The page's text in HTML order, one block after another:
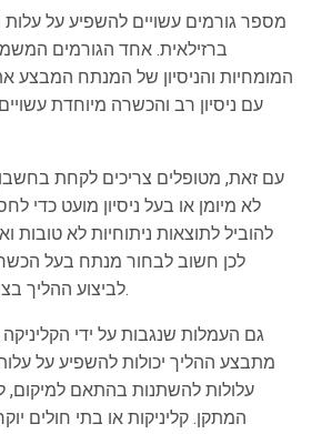
מספר גורמים עשויים להשפיע על עלות
ברזילאית. אחד הגורמים
המומחיות והניסיון של המנתח המבצע
עם ניסיון רב והכשרה מיוחדת
עם זאת, מטופלים צריכים לקחת
לא מיומן או בעל ניסיון מועט כדי
להוביל לתוצאות ניתוחיות לא טובות
לכן חשוב לבחור מנתח בעל
לביצוע ההליך בצורה בטוחה ויעילה.
גם העמלות שנגבות על ידי
מתבצע ההליך יכולות להשפיע על
עלולות להשתנות בהתאם למיקום,
המתקן. קליניקות או בתי חולים